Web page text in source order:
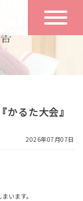
一日の流れ
空き状況
るた大会』
2026年07月07日
います。